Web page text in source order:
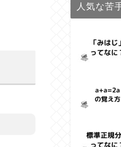
人気な苦